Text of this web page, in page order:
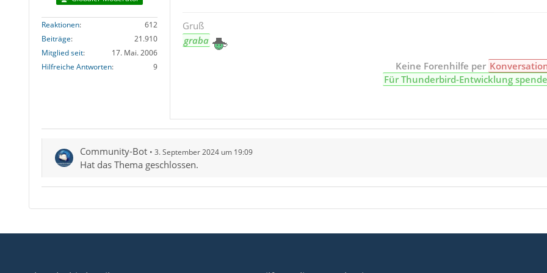
Reaktionen
612
Beiträge
21.910
Mitglied seit
17. Mai. 2006
Hilfreiche Antworten
9
Gruß
graba
Keine Forenhilfe per
Für Thunderbird-Entwicklung
Community-Bot 3. September 2024 um 19:09
Hat das Thema geschlossen.